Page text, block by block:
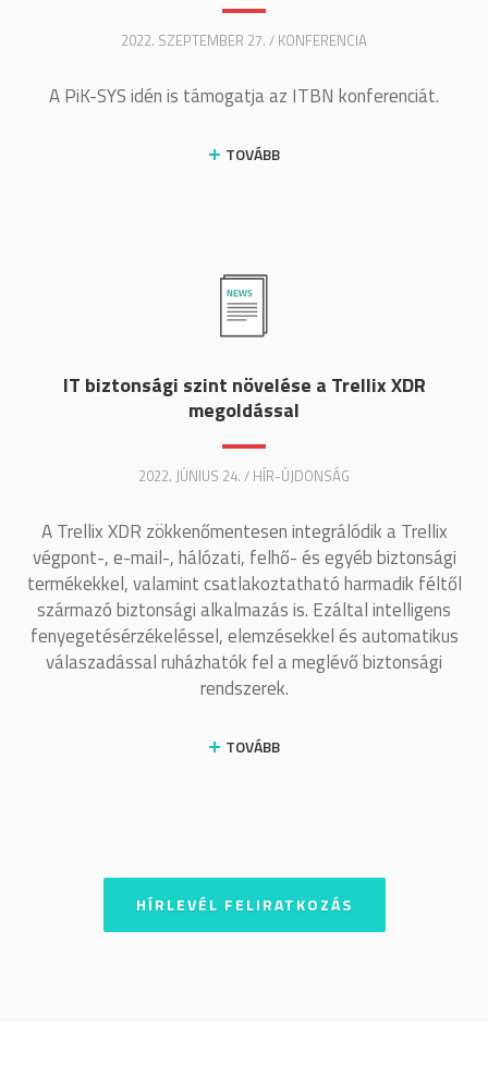
2022. SZEPTEMBER 27. / KONFERENCIA
A PiK-SYS idén is támogatja az ITBN konferenciát.
TOVÁBB
IT biztonsági szint növelése a Trellix XDR
megoldással
2022. JÚNIUS 24. / HÍR-ÚJDONSÁG
A Trellix XDR zökkenőmentesen integrálódik a Trellix
végpont-, e-mail-, hálózati, felhő- és egyéb biztonsági
termékekkel, valamint csatlakoztatható harmadik féltől
származó biztonsági alkalmazás is. Ezáltal intelligens
fenyegetésérzékeléssel, elemzésekkel és automatikus
válaszadással ruházhatók fel a meglévő biztonsági
rendszerek.
TOVÁBB
HÍRLEVÉL FELIRATKOZÁS